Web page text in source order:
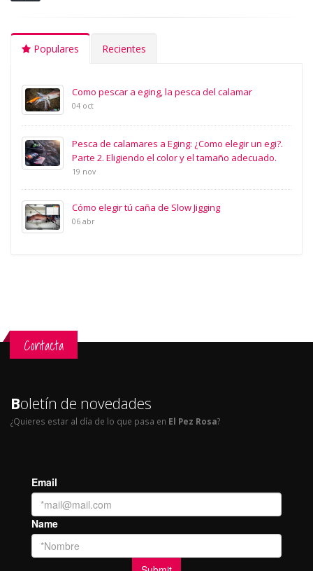
Populares Recientes
Como pescar a eging, la pesca del calamar
04 oct
Pesca de calamares a Eging: ¿Como elegir un egi?.
Parte 2. Eligiendo el color y el tamaño adecuado.
19 nov
Cómo elegir tú caña de Slow Jigging
06 abr
Contacta
Boletín de novedades
¿Quieres estar al día de lo que pasa en El Pez Rosa?